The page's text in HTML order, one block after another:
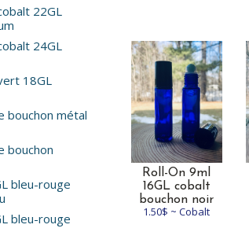
22GL
24GL
18GL
bouchon métal
bouchon
bleu-rouge
bleu-rouge
Roll-On 9ml
16GL cobalt
bouchon noir
1.50$ ~ Cobalt